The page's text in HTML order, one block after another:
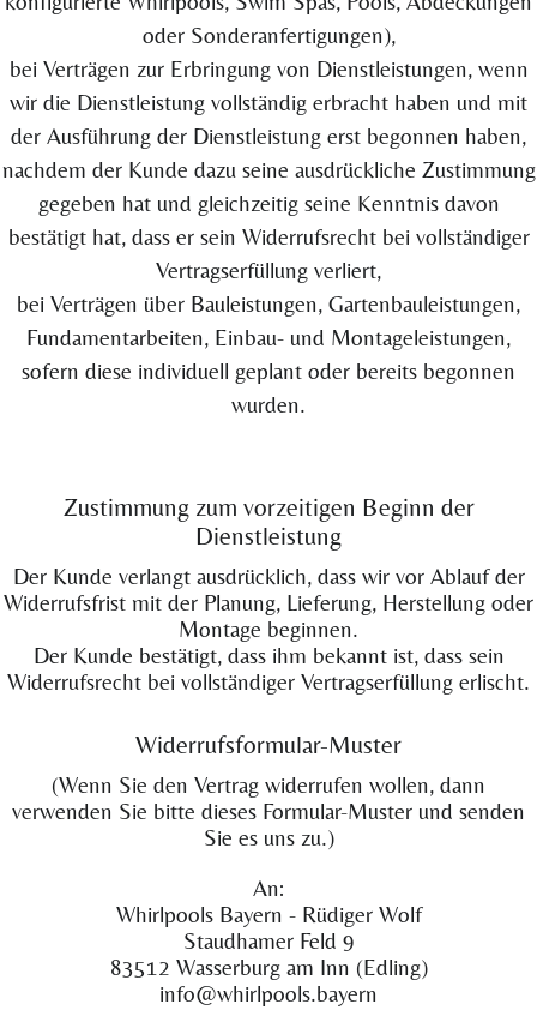
oder Sonderanfertigungen),
bei Verträgen zur Erbringung von Dienstleistungen, wenn
wir die Dienstleistung vollständig erbracht haben und mit
der Ausführung der Dienstleistung erst begonnen haben,
nachdem der Kunde dazu seine ausdrückliche Zustimmung
gegeben hat und gleichzeitig seine Kenntnis davon
bestätigt hat, dass er sein Widerrufsrecht bei vollständiger
Vertragserfüllung verliert,
bei Verträgen über Bauleistungen, Gartenbauleistungen,
Fundamentarbeiten, Einbau- und Montageleistungen,
sofern diese individuell geplant oder bereits begonnen
wurden.
Zustimmung zum vorzeitigen Beginn der
Dienstleistung
Der Kunde verlangt ausdrücklich, dass wir vor Ablauf der
Widerrufsfrist mit der Planung, Lieferung, Herstellung oder
Montage beginnen.
Der Kunde bestätigt, dass ihm bekannt ist, dass sein
Widerrufsrecht bei vollständiger Vertragserfüllung erlischt.
Widerrufsformular-Muster
(Wenn Sie den Vertrag widerrufen wollen, dann
verwenden Sie bitte dieses Formular-Muster und senden
Sie es uns zu.)
An:
Whirlpools Bayern - Rüdiger Wolf
Staudhamer Feld 9
83512 Wasserburg am Inn (Edling)
info@whirlpools.bayern